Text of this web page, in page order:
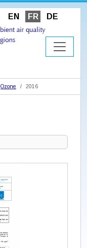
EN FR DE
Ozone 2016